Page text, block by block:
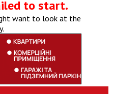
to start.
want to look at the